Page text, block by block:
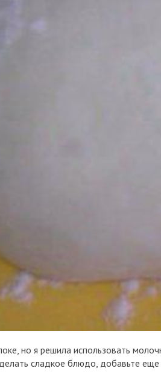
но я решила использовать
сладкое блюдо, добавьте еще